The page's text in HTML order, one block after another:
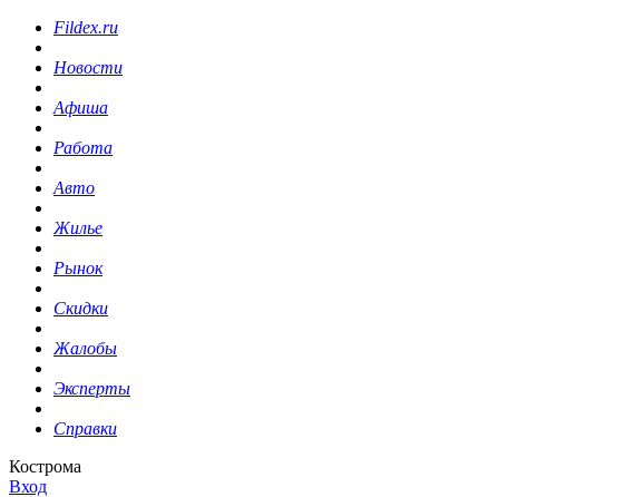
Fildex.ru
Новости
Афиша
Работа
Авто
Жилье
Рынок
Скидки
Жалобы
Эксперты
Справки
Кострома
Вход